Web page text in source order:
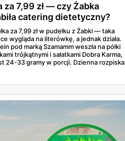
za 7,99 zł — czy Żabka
catering dietetyczny?
za 7,99 zł w pudełku z Żabki — taka
wygląda na literówkę, a jednak działa.
pod marką Szamamm weszła na półki
trójkątnymi i sałatkami Dobra Karma,
24-33 gramy w porcji. Dzienna rozpiska
— gotowce z rogu ulicy kontra